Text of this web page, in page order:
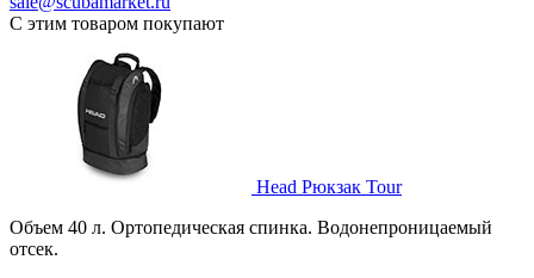
С этим товаром покупают
Head Рюкзак Tour
Объем 40 л. Ортопедическая спинка. Водонепроницаемый
отсек.